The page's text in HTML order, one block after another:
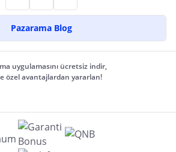
Pazarama Blog
uygulamasını ücretsiz indir,
özel avantajlardan yararlan!